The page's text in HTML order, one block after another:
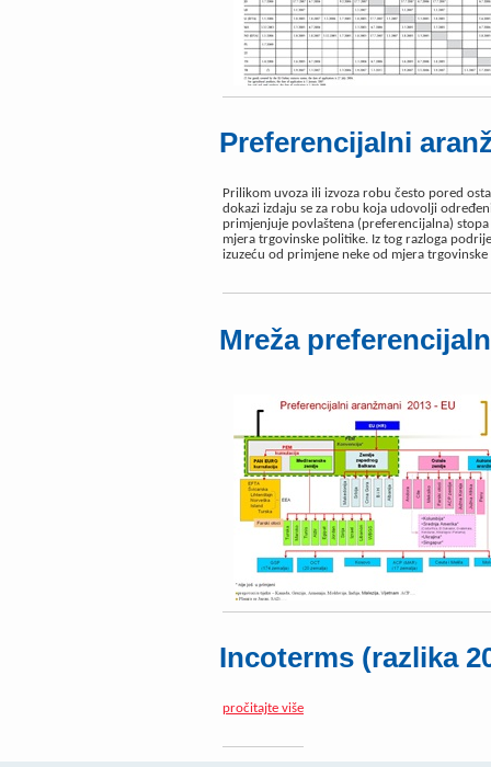
Preferencijalni
Prilikom uvoza ili izvoza robu često pored
dokazi izdaju se za robu koja udovolji
primjenjuje povlaštena (preferencijalna)
mjera trgovinske politike. Iz tog razloga
izuzeću od primjene neke od mjera
Mreža
Incoterms (razlika
pročitajte više